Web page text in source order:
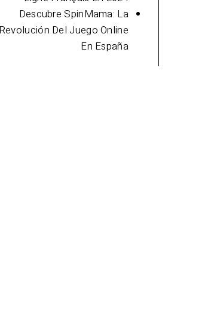
Descubre SpinMama: La
Revolución Del Juego Online
En España